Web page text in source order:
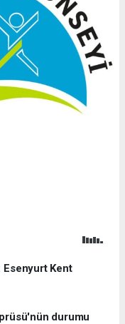
Esenyurt Kent
durumu